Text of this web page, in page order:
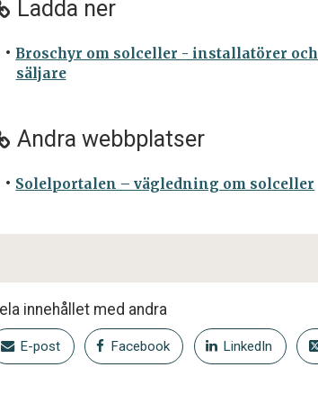
Ladda ner
Broschyr om solceller - installatörer och
säljare
Andra webbplatser
Solelportalen – vägledning om solceller
innehållet med andra
E-post Facebook LinkedIn